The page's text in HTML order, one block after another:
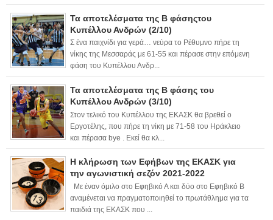
Τα αποτελέσματα της Β φάσηςτου
Κυπέλλου Ανδρών (2/10)
Σ ένα παιχνίδι για γερά… νεύρα το Ρέθυμνο πήρε τη
νίκης της Μεσσαράς με 61-55 και πέρασε στην επόμενη
φάση του Κυπέλλου Ανδρ...
Τα αποτελέσματα της Β φάσης του
Κυπέλλου Ανδρών (3/10)
Στον τελικό του Κυπέλλου της ΕΚΑΣΚ θα βρεθεί ο
Εργοτέλης, που πήρε τη νίκη με 71-58 του Ηράκλειο
και πέρασα bye . Εκεί θα κλ...
Η κλήρωση των Εφήβων της ΕΚΑΣΚ για
την αγωνιστική σεζόν 2021-2022
Με έναν όμιλο στο Εφηβικό Α και δύο στο Εφηβικό Β
αναμένεται να πραγματοποιηθεί το πρωτάθλημα για τα
παιδιά της ΕΚΑΣΚ που ...